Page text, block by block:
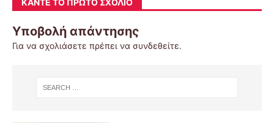
ΚΆΝΤΕ ΤΟ ΠΡΏΤΟ ΣΧΌΛΙΟ
Υποβολή απάντησης
Για να σχολιάσετε πρέπει να συνδεθείτε.